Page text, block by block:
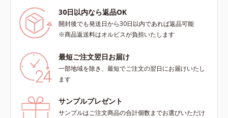
30日以内なら返品OK
開封後でも発送日から30日以内であれば返品可能
※商品返送料はオルビスが負担いたします
最短ご注文翌日お届け
一部地域を除き、最短でご注文の翌日にお届けいたし
ます
サンプルプレゼント
サンプルはご注文商品の合計個数までお選びいただけ